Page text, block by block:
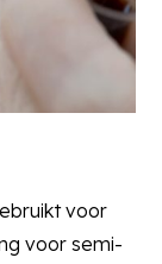
voor
voor semi-